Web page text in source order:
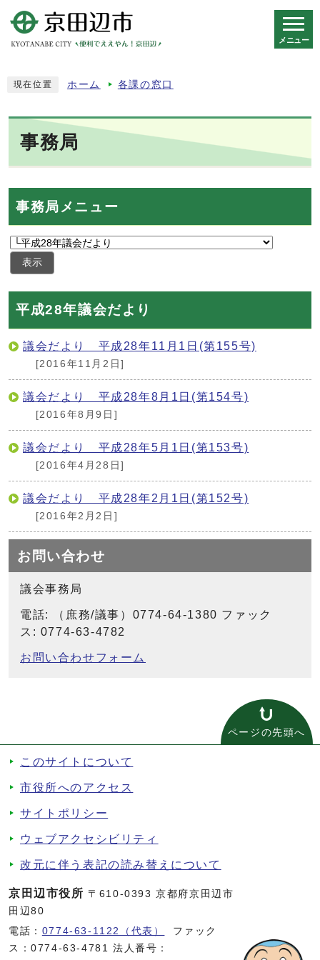
メニュー
現在位置 ホーム 各課の窓口
事務局
事務局メニュー
表示
平成28年議会だより
議会だより 平成28年11月1日(第155号)
[2016年11月2日]
議会だより 平成28年8月1日(第154号)
[2016年8月9日]
議会だより 平成28年5月1日(第153号)
[2016年4月28日]
議会だより 平成28年2月1日(第152号)
[2016年2月2日]
お問い合わせ
議会事務局
電話: （庶務/議事）0774-64-1380 ファック
ス: 0774-63-4782
お問い合わせフォーム
ページの先頭へ
このサイトについて
市役所へのアクセス
サイトポリシー
ウェブアクセシビリティ
改元に伴う表記の読み替えについて
京田辺市役所 〒610-0393 京都府京田辺市
田辺80
電話： 0774-63-1122（代表）
ファック
ス：0774-63-4781 法人番号：